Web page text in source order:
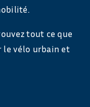
tout ce que
le vélo urbain et